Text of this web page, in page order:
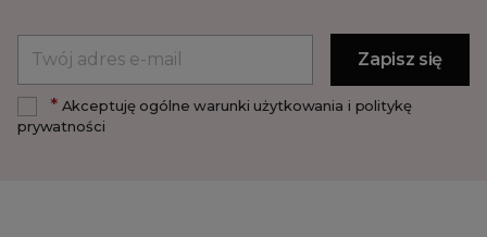
*Akceptuję ogólne warunki użytkowania i politykę
prywatności